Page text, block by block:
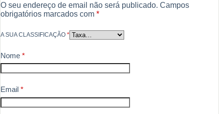
O seu endereço de email não será publicado. Campos
obrigatórios marcados com *
A SUA CLASSIFICAÇÃO *
Nome *
Email *